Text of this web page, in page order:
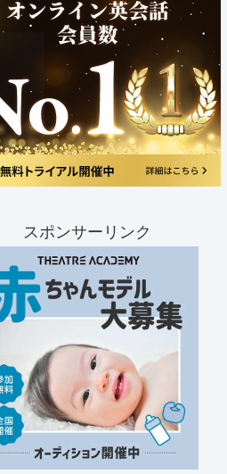
スポンサーリンク